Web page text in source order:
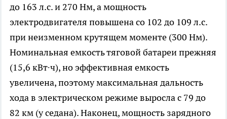
до 163 л.с. и 270 Нм, а мощность
электродвигателя повышена со 102 до 109 л.с.
при неизменном крутящем моменте (300 Нм).
Номинальная емкость тяговой батареи прежняя
(15,6 кВт∙ч), но эффективная емкость
увеличена, поэтому максимальная дальность
хода в электрическом режиме выросла с 79 до
82 км (у седана). Наконец, мощность зарядного